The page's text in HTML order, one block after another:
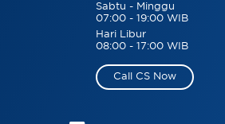
Sabtu - Minggu
07:00 - 19:00 WIB
Hari Libur
08:00 - 17:00 WIB
Call CS Now